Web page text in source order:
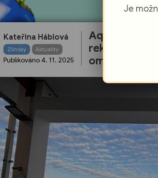
Kateřina Háblová
Zlínský Aktuality
Publikováno 4. 11. 2025
Aquapark v
rekonstrukci
omezen
Je